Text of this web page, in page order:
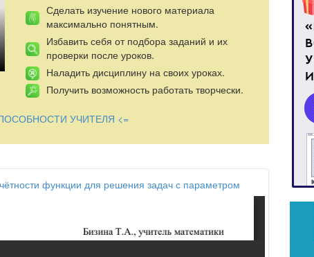
Сделать изучение нового материала
максимально понятным.
Избавить себя от подбора заданий и их
проверки после уроков.
Наладить дисциплину на своих уроках.
Получить возможность работать творчески.
УЧИТЕЛЯ <=
функции для решения задач с параметром